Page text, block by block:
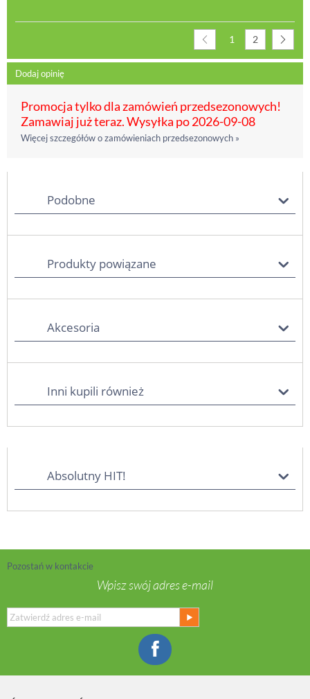
1 2
Dodaj opinię
Promocja tylko dla zamówień przedsezonowych!
Zamawiaj już teraz. Wysyłka po 2026-09-08
Więcej szczegółów o zamówieniach przedsezonowych »
Podobne
Produkty powiązane
Akcesoria
Inni kupili również
Absolutny HIT!
Pozostań w kontakcie
Wpisz swój adres e-mail